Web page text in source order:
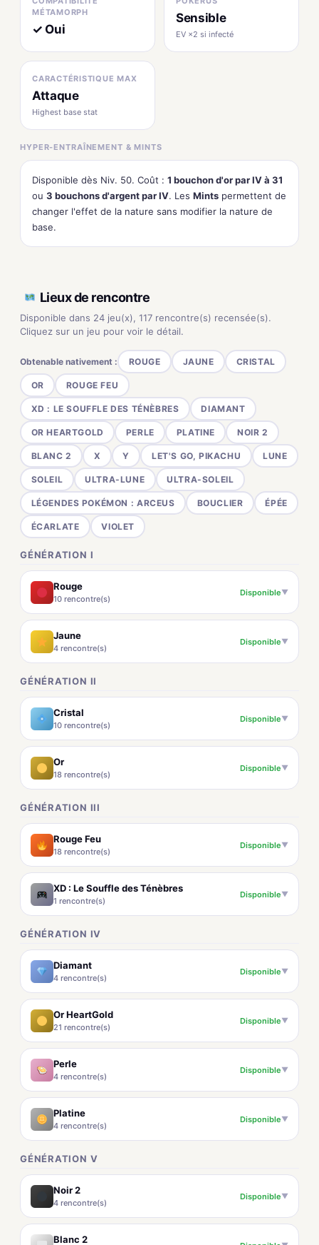
MÉTAMORPH
✓ Oui
Sensible
EV ×2 si infecté
CARACTÉRISTIQUE MAX
Attaque
Highest base stat
HYPER-ENTRAÎNEMENT & MINTS
Disponible dès Niv. 50. Coût : 1 bouchon d'or par IV à 31
ou 3 bouchons d'argent par IV. Les Mints permettent de
changer l'effet de la nature sans modifier la nature de
base.
Lieux de rencontre
Disponible dans 24 jeu(x), 117 rencontre(s) recensée(s).
Cliquez sur un jeu pour voir le détail.
Obtenable nativement : ROUGE JAUNE CRISTAL
OR ROUGE FEU
XD : LE SOUFFLE DES TÉNÈBRES DIAMANT
OR HEARTGOLD PERLE PLATINE NOIR 2
BLANC 2 X Y LET'S GO, PIKACHU LUNE
SOLEIL ULTRA-LUNE ULTRA-SOLEIL
LÉGENDES POKÉMON : ARCEUS BOUCLIER ÉPÉE
ÉCARLATE VIOLET
GÉNÉRATION I
Rouge
10 rencontre(s)
Disponible▼
Jaune
4 rencontre(s)
Disponible▼
GÉNÉRATION II
Cristal
10 rencontre(s)
Disponible▼
Or
18 rencontre(s)
Disponible▼
GÉNÉRATION III
Rouge Feu
18 rencontre(s)
Disponible▼
XD : Le Souffle des Ténèbres
1 rencontre(s)
Disponible▼
GÉNÉRATION IV
Diamant
4 rencontre(s)
Disponible▼
Or HeartGold
21 rencontre(s)
Disponible▼
Perle
4 rencontre(s)
Disponible▼
Platine
4 rencontre(s)
Disponible▼
GÉNÉRATION V
Noir 2
4 rencontre(s)
Disponible▼
Blanc 2